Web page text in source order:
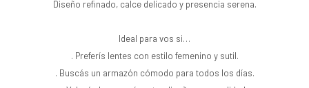
Diseño refinado, calce delicado y presencia serena.
Ideal para vos si…
. Preferís lentes con estilo femenino y sutil.
. Buscás un armazón cómodo para todos los días.